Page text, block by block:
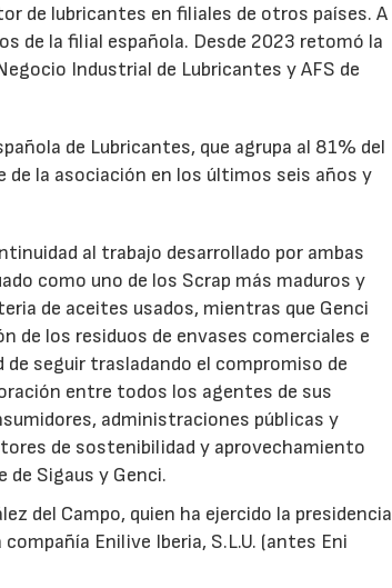
de lubricantes en filiales de otros países. A
de la filial española. Desde 2023 retomó la
Industrial de Lubricantes y AFS de
de Lubricantes, que agrupa al 81% del
de la asociación en los últimos seis años y
al trabajo desarrollado por ambas
como uno de los Scrap más maduros y
de aceites usados, mientras que Genci
de los residuos de envases comerciales e
seguir trasladando el compromiso de
entre todos los agentes de sus
administraciones públicas y
de sostenibilidad y aprovechamiento
Sigaus y Genci.
del Campo, quien ha ejercido la presidencia
Enilive Iberia, S.L.U. (antes Eni